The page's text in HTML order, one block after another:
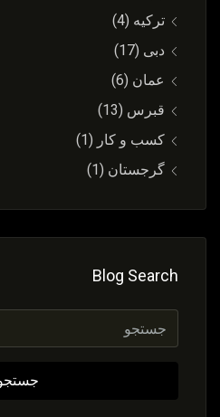
ترکیه (4)
دبی (17)
عمان (6)
قبرس (13)
کسب و کار (1)
گرجستان (1)
Blog Search